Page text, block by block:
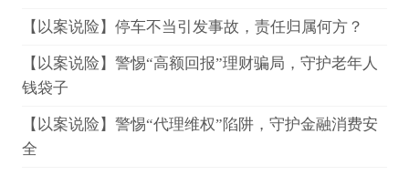
【以案说险】停车不当引发事故，责任归属何方？
【以案说险】警惕“高额回报”理财骗局，守护老年人
钱袋子
【以案说险】警惕“代理维权”陷阱，守护金融消费安
全